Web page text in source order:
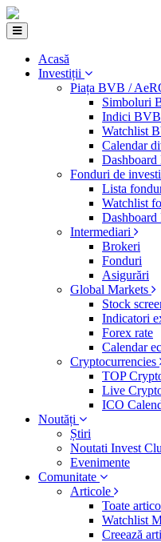
Acasă
Investiții
Piața BVB /
Simboluri
Indici BVB
Watchlist
Calendar
Fonduri de
Lista
Watchlist
Dashboard
Intermediari
Brokeri
Fonduri
Asigurări
Global Markets
Stock
Indicatori
Forex rate
Calendar
Cryptocurrencies
TOP
Live
ICO
Noutăți
Știri
Noutati Invest
Evenimente
Comunitate
Articole
Toate
Watchlist
Creează